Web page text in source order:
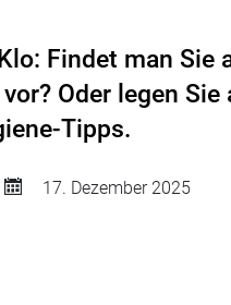
Findet man
Oder legen
Tipps.
17. Dezember 2025